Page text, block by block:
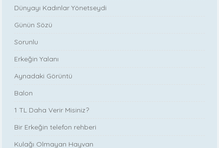
Dünyayı Kadınlar Yönetseydi
Günün Sözü
Sorunlu
Erkeğin Yalanı
Aynadaki Görüntü
Balon
1 TL Daha Verir Misiniz?
Bir Erkeğin telefon rehberi
Kulağı Olmayan Hayvan